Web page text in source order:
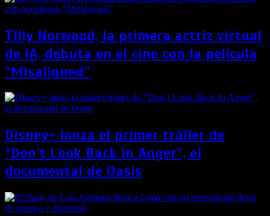
Tilly Norwood, la primera actriz virtual
de IA, debuta en el cine con la película
“Misaligned”
Disney+ lanza el primer tráiler de
“Don’t Look Back In Anger”, el
documental de Oasis